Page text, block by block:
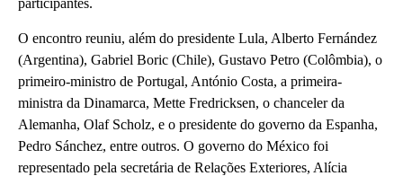
participantes.
O encontro reuniu, além do presidente Lula, Alberto Fernández
(Argentina), Gabriel Boric (Chile), Gustavo Petro (Colômbia), o
primeiro-ministro de Portugal, António Costa, a primeira-
ministra da Dinamarca, Mette Fredricksen, o chanceler da
Alemanha, Olaf Scholz, e o presidente do governo da Espanha,
Pedro Sánchez, entre outros. O governo do México foi
representado pela secretária de Relações Exteriores, Alícia